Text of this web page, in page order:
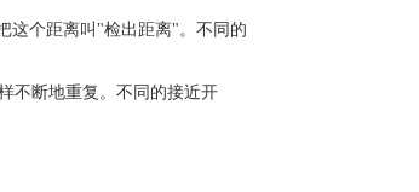
这个距离叫"检出距离"。不同的
不断地重复。不同的接近开